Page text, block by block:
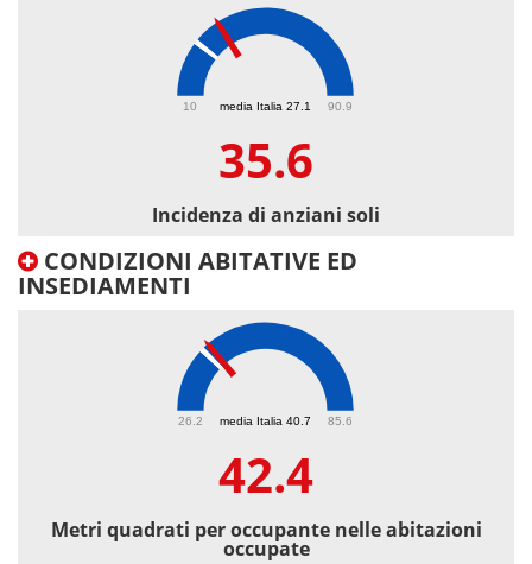
media Italia 27.1
10 90.9
35.6
Incidenza di anziani soli
CONDIZIONI ABITATIVE ED
INSEDIAMENTI
media Italia 40.7
26.2 85.6
42.4
Metri quadrati per occupante nelle abitazioni
occupate